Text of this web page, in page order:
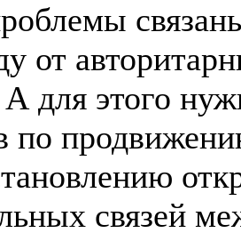
от
для этого
по
связей